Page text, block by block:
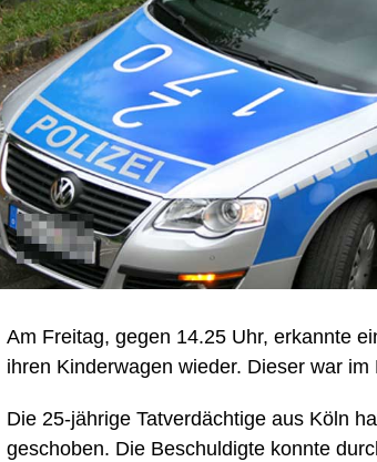
Am Freitag, gegen 14.25 Uhr, erkannte
ihren Kinderwagen wieder. Dieser war
Die 25-jährige Tatverdächtige aus Köln
geschoben. Die Beschuldigte konnte